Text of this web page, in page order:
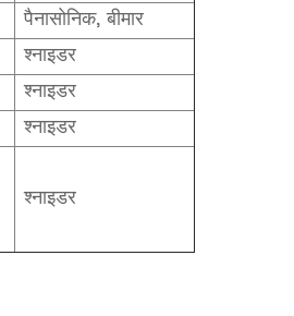
पैनासोनिक, बीमार
श्नाइडर
श्नाइडर
श्नाइडर
श्नाइडर